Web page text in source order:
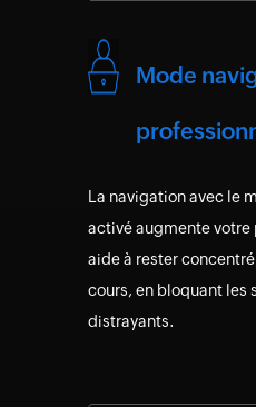
Mode
La navigation avec le
activé augmente
aide à rester
cours, en bloquant les
distrayants.